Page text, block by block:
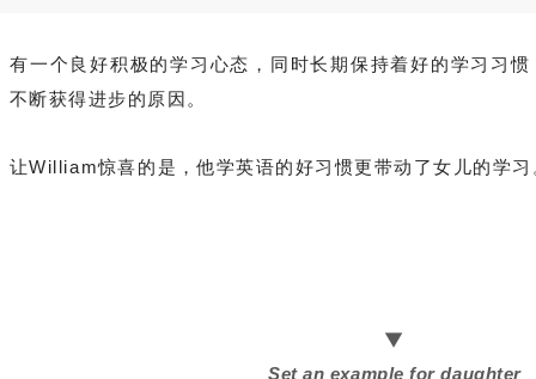
有一个良好积极的学习心态，同时长期保持着好的学习习
不断获得进步的原因。
让William惊喜的是，他学英语的好习惯更带动了女儿的学习
▼
Set an example for daughter